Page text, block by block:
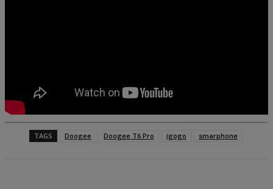
TAGS Doogee Doogee T6 Pro igogo smarphone